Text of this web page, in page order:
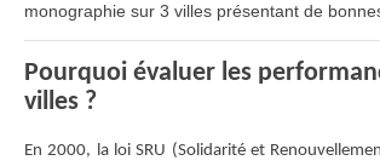
monographie sur 3 villes présentant de
Pourquoi évaluer les
villes ?
En 2000, la loi SRU (Solidarité et